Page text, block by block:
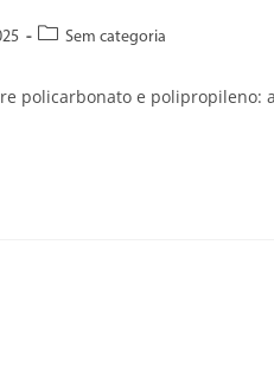
Sem categoria
policarbonato e polipropileno: